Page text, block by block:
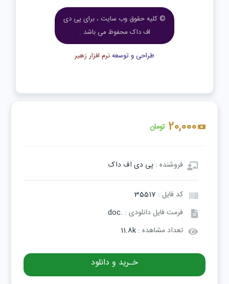
20,000 تومان
فروشنده :پی دی اف داک
کد فایل : 35517
فرمت فایل دانلودی : .doc
تعداد مشاهده :11.8k
خـرید و دانلود
© کلیه حقوق وب سایت ، برای پی دی
اف داک محفوظ می باشد .
طراحی و توسعهنرم افزار زهیر